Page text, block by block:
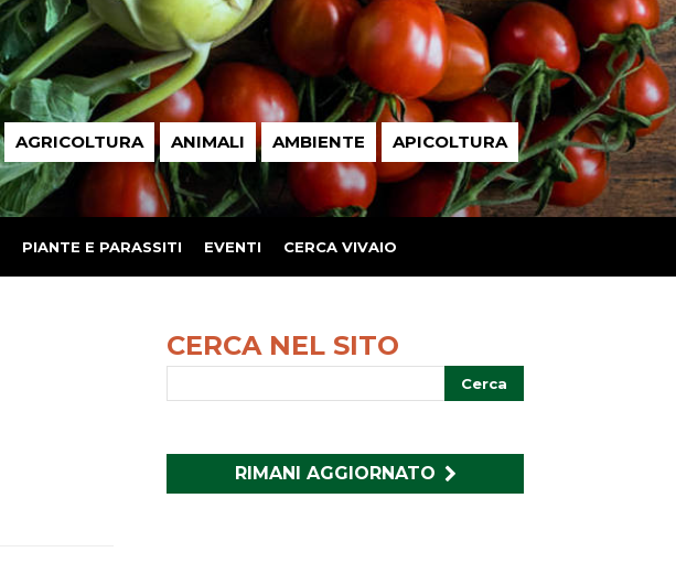
AGRICOLTURA ANIMALI AMBIENTE APICOLTURA
PIANTE E PARASSITI EVENTI CERCA VIVAIO
CERCA NEL SITO
RIMANI AGGIORNATO